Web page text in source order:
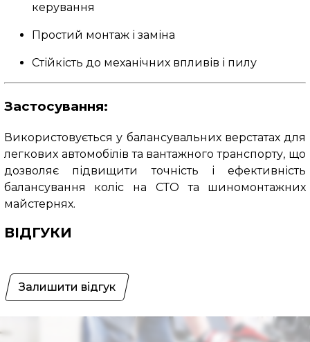
керування
Простий монтаж і заміна
Стійкість до механічних впливів і пилу
Застосування:
Використовується у балансувальних верстатах для
легкових автомобілів та вантажного транспорту, що
дозволяє підвищити точність і ефективність
балансування коліс на СТО та шиномонтажних
майстернях.
ВІДГУКИ
Залишити відгук